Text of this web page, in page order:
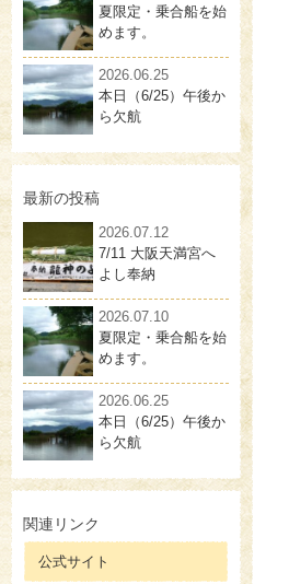
夏限定・乗合船を始
めます。
2026.06.25
本日（6/25）午後か
ら欠航
最新の投稿
2026.07.12
7/11 大阪天満宮へ
よし奉納
2026.07.10
夏限定・乗合船を始
めます。
2026.06.25
本日（6/25）午後か
ら欠航
関連リンク
公式サイト